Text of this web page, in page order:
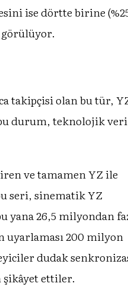
ise dörtte birine
takipçisi olan bu tür,
bu durum, teknolojik
ve tamamen YZ ile
seri, sinematik YZ
yana 26,5 milyondan
uyarlaması 200 milyon
dudak
ettiler.